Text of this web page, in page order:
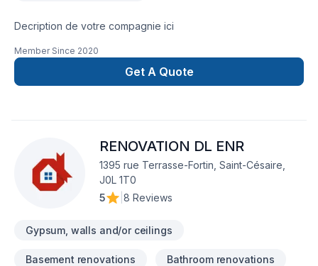
Decription de votre compagnie ici
Member Since 2020
Get A Quote
RENOVATION DL ENR
1395 rue Terrasse-Fortin, Saint-Césaire,
J0L 1T0
5
8 Reviews
Gypsum, walls and/or ceilings
Basement renovations Bathroom renovations